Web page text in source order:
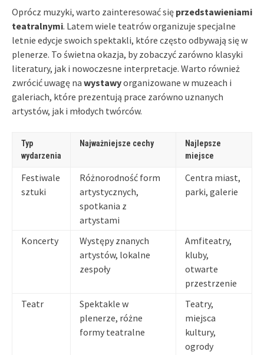
Oprócz muzyki, warto zainteresować się przedstawieniami
teatralnymi. Latem wiele teatrów organizuje specjalne
letnie edycje swoich spektakli, które często odbywają się w
plenerze. To świetna okazja, by zobaczyć zarówno klasyki
literatury, jak i nowoczesne interpretacje. Warto również
zwrócić uwagę na wystawyorganizowane w muzeach i
galeriach, które prezentują prace zarówno uznanych
artystów, jak i młodych twórców.
Typ
wydarzenia
Najważniejsze cechy
Najlepsze
miejsce
Festiwale
sztuki
Różnorodność form
artystycznych,
spotkania z
artystami
Centra miast,
parki, galerie
Koncerty
Występy znanych
artystów, lokalne
zespoły
Amfiteatry,
kluby,
otwarte
przestrzenie
Teatr
Spektakle w
plenerze, różne
formy teatralne
Teatry,
miejsca
kultury,
ogrody